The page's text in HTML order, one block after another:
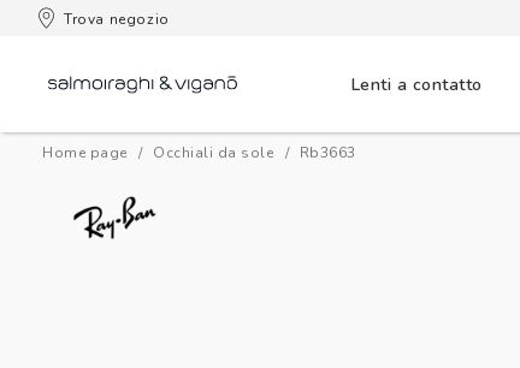
Trova negozio
Lenti a contatto
Home page Occhiali da sole rb3663